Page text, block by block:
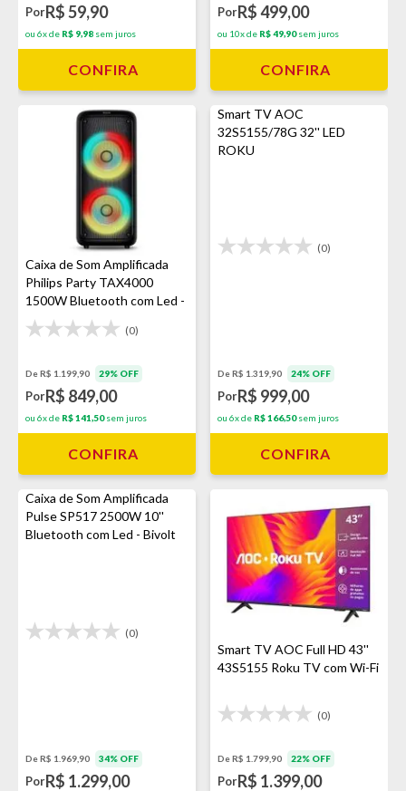
PorR$ 59,90
ou 6x de R$ 9,98 sem juros
CONFIRA
PorR$ 499,00
ou 10x de R$ 49,90sem juros
CONFIRA
Caixa de Som Amplificada
Philips Party TAX4000
1500W Bluetooth com Led -
Bivolt
(0)
De R$ 1.199,90 29% OFF
PorR$ 849,00
ou 6x de R$ 141,50sem juros
CONFIRA
Smart TV AOC
32S5155/78G 32'' LED
ROKU
(0)
De R$ 1.319,90 24% OFF
PorR$ 999,00
ou 6x de R$ 166,50sem juros
CONFIRA
Caixa de Som Amplificada
Pulse SP517 2500W 10''
Bluetooth com Led - Bivolt
(0)
De R$ 1.969,90 34% OFF
PorR$ 1.299,00
Smart TV AOC Full HD 43''
43S5155 Roku TV com Wi-Fi
(0)
De R$ 1.799,90 22% OFF
PorR$ 1.399,00